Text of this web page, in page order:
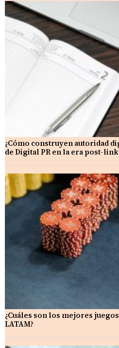
¿Cómo construyen autoridad
de Digital PR en la era post-
¿Cuáles son los mejores
LATAM?